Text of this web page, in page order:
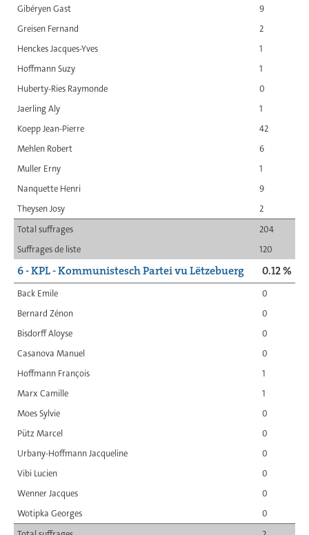
Gibéryen Gast
9
Greisen Fernand
2
Henckes Jacques-Yves
1
Hoffmann Suzy
1
Huberty-Ries Raymonde
0
Jaerling Aly
1
Koepp Jean-Pierre
42
Mehlen Robert
6
Muller Erny
1
Nanquette Henri
9
Theysen Josy
2
Total suffrages
204
Suffrages de liste
120
6 - KPL - Kommunistesch Partei vu Lëtzebuerg 0.12 %
Back Emile
0
Bernard Zénon
0
Bisdorff Aloyse
0
Casanova Manuel
0
Hoffmann François
1
Marx Camille
1
Moes Sylvie
0
Pütz Marcel
0
Urbany-Hoffmann Jacqueline
0
Vibi Lucien
0
Wenner Jacques
0
Wotipka Georges
0